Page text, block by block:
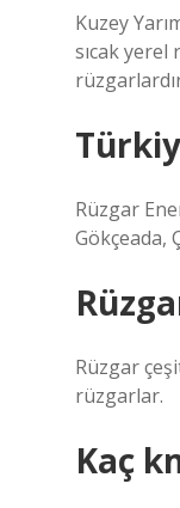
Kuzey
sıcak
Rüzgar
Gökçeada,
Rüzgar
rüzgarlar.
Kaç